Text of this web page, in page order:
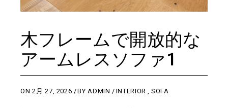
木フレームで開放的な
アームレスソファ1
ON2月 27, 2026 BYADMIN INTERIOR ,SOFA